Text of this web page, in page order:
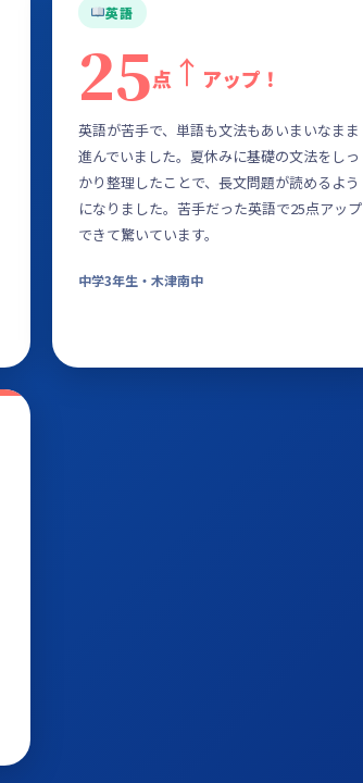
英語
25点 ↑ アップ！
英語が苦手で、単語も文法もあいまいなまま
進んでいました。夏休みに基礎の文法をしっ
かり整理したことで、長文問題が読めるよう
になりました。苦手だった英語で25点アップ
できて驚いています。
中学3年生・木津南中